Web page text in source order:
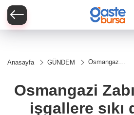
Anasayfa GÜNDEM
Osmangazi
denetim
Osmangazi
işgallere sıkı